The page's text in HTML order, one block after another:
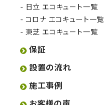
日立 エコキュート一覧
コロナ エコキュート一覧
東芝 エコキュート一覧
保証
設置の流れ
施工事例